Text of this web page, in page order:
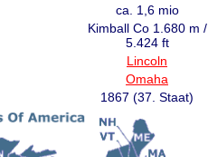
ca. 1,6 mio
Kimball Co 1.680 m /
5.424 ft
Lincoln
Omaha
1867 (37. Staat)